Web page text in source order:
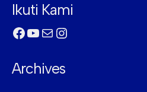
Ikuti Kami
Facebook
YouTube
MailInstagram
Archives